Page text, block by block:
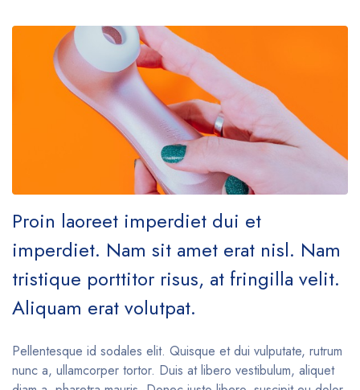
Proin laoreet imperdiet dui et
imperdiet. Nam sit amet erat nisl. Nam
tristique porttitor risus, at fringilla velit.
Aliquam erat volutpat.
Pellentesque id sodales elit. Quisque et dui vulputate, rutrum
nunc a, ullamcorper tortor. Duis at libero vestibulum, aliquet